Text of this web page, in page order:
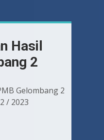
Hasil
2
Gelombang 2
/ 2023